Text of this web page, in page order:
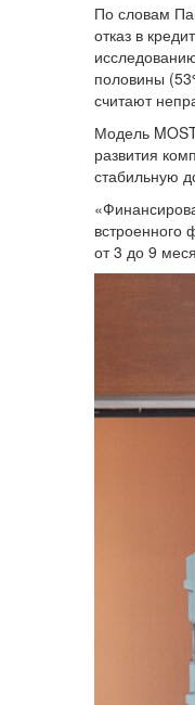
По словам
отказ в
половины
считают
Модель
развития
стабильную
встроенного
от 3 до 9